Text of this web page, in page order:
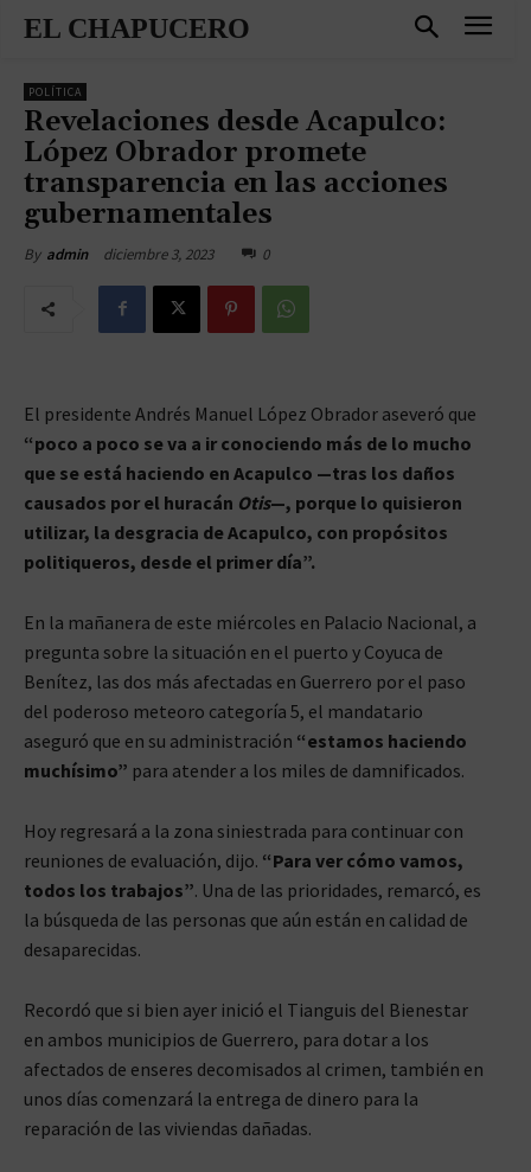
EL CHAPUCERO
POLÍTICA
Revelaciones desde Acapulco:
López Obrador promete
transparencia en las acciones
gubernamentales
By admin diciembre 3, 2023 0
El presidente Andrés Manuel López Obrador aseveró que
“poco a poco se va a ir conociendo más de lo mucho
que se está haciendo en Acapulco —tras los daños
causados por el huracán Otis—, porque lo quisieron
utilizar, la desgracia de Acapulco, con propósitos
politiqueros, desde el primer día”.
En la mañanera de este miércoles en Palacio Nacional, a
pregunta sobre la situación en el puerto y Coyuca de
Benítez, las dos más afectadas en Guerrero por el paso
del poderoso meteoro categoría 5, el mandatario
aseguró que en su administración “estamos haciendo
muchísimo” para atender a los miles de damnificados.
Hoy regresará a la zona siniestrada para continuar con
reuniones de evaluación, dijo. “Para ver cómo vamos,
todos los trabajos”. Una de las prioridades, remarcó, es
la búsqueda de las personas que aún están en calidad de
desaparecidas.
Recordó que si bien ayer inició el Tianguis del Bienestar
en ambos municipios de Guerrero, para dotar a los
afectados de enseres decomisados al crimen, también en
unos días comenzará la entrega de dinero para la
reparación de las viviendas dañadas.